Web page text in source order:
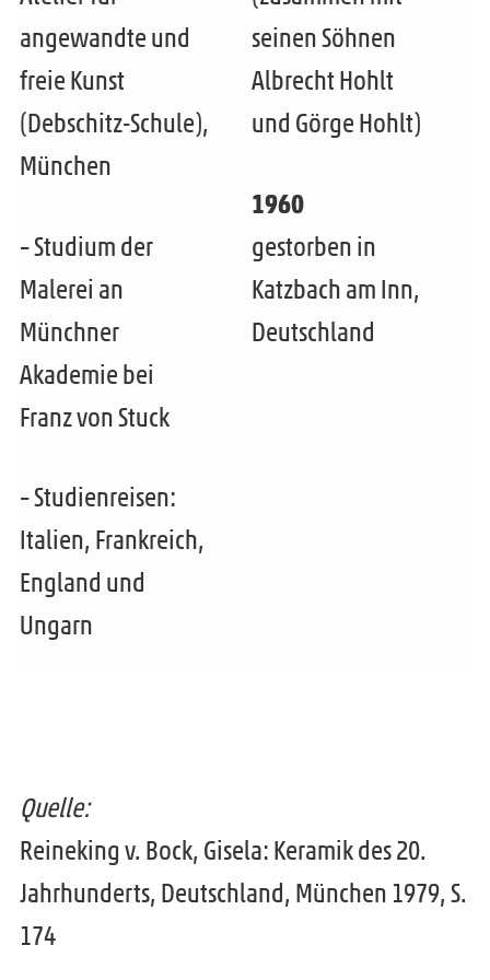
angewandte und
freie Kunst
(Debschitz-Schule),
München
– Studium der
Malerei an
Münchner
Akademie bei
Franz von Stuck
– Studienreisen:
Italien, Frankreich,
England und
Ungarn
seinen Söhnen
Albrecht Hohlt
und Görge Hohlt)
1960
gestorben in
Katzbach am Inn,
Deutschland
Quelle:
Reineking v. Bock, Gisela: Keramik des 20.
Jahrhunderts, Deutschland, München 1979, S.
174